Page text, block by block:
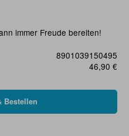
immer Freude bereiten!
8901039150495
46,90 €